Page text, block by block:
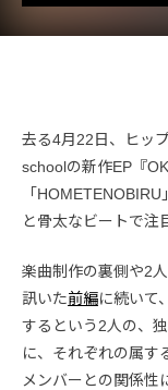
去る4月22日、ヒッ
schoolの新作EP『
「
と骨太なビートで注
楽曲制作の裏側や2
訊いた前編に続いて
するという2人の、
に、それぞれの属す
メンバーとの関係性